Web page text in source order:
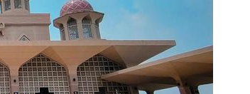
衣麻雀】「スーパーリアル麻雀 Venus
」8月27日に発売決定！ / おまとめアンテナ
(8/6 17:35)
屋で頼むもの / おまとめアンテナ NEW! (8/6 16:26)
馬】アスコットにいる武豊騎手とルメール騎
文おかしくね？ / おまとめアンテナ